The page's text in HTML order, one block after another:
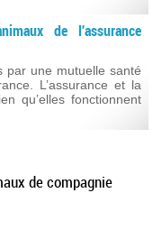
de l'assurance
par une mutuelle santé
L’assurance et la
qu’elles fonctionnent
de compagnie